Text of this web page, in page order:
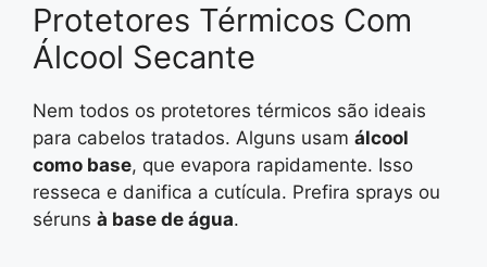
Protetores Térmicos Com
Álcool Secante
Nem todos os protetores térmicos são ideais
para cabelos tratados. Alguns usam álcool
como base, que evapora rapidamente. Isso
resseca e danifica a cutícula. Prefira sprays ou
séruns à base de água.